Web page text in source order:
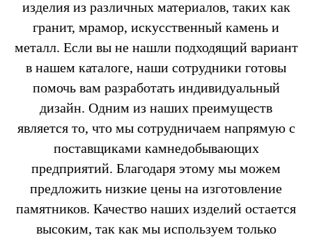
изделия из различных материалов, таких как
гранит, мрамор, искусственный камень и
металл. Если вы не нашли подходящий вариант
в нашем каталоге, наши сотрудники готовы
помочь вам разработать индивидуальный
дизайн. Одним из наших преимуществ
является то, что мы сотрудничаем напрямую с
поставщиками камнедобывающих
предприятий. Благодаря этому мы можем
предложить низкие цены на изготовление
памятников. Качество наших изделий остается
высоким, так как мы используем только